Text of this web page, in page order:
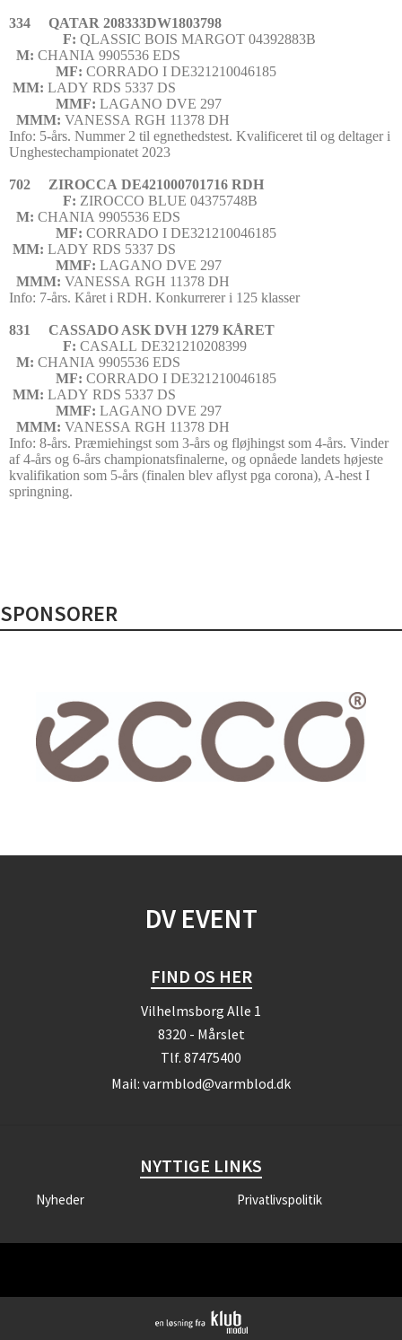
334 QATAR 208333DW1803798
F: QLASSIC BOIS MARGOT 04392883B
M: CHANIA 9905536 EDS
MF: CORRADO I DE321210046185
MM: LADY RDS 5337 DS
MMF: LAGANO DVE 297
MMM: VANESSA RGH 11378 DH
Info: 5-års. Nummer 2 til egnethedstest. Kvalificeret til og deltager i
Unghestechampionatet 2023
702 ZIROCCA DE421000701716 RDH
F: ZIROCCO BLUE 04375748B
M: CHANIA 9905536 EDS
MF: CORRADO I DE321210046185
MM: LADY RDS 5337 DS
MMF: LAGANO DVE 297
MMM: VANESSA RGH 11378 DH
Info: 7-års. Kåret i RDH. Konkurrerer i 125 klasser
831 CASSADO ASK DVH 1279 KÅRET
F: CASALL DE321210208399
M: CHANIA 9905536 EDS
MF: CORRADO I DE321210046185
MM: LADY RDS 5337 DS
MMF: LAGANO DVE 297
MMM: VANESSA RGH 11378 DH
Info: 8-års. Præmiehingst som 3-års og fløjhingst som 4-års. Vinder
af 4-års og 6-års championatsfinalerne, og opnåede landets højeste
kvalifikation som 5-års (finalen blev aflyst pga corona), A-hest I
springning.
SPONSORER
DV EVENT
FIND OS HER
Vilhelmsborg Alle 1
8320 - Mårslet
Tlf. 87475400
Mail: varmblod@varmblod.dk
NYTTIGE LINKS
Nyheder Privatlivspolitik